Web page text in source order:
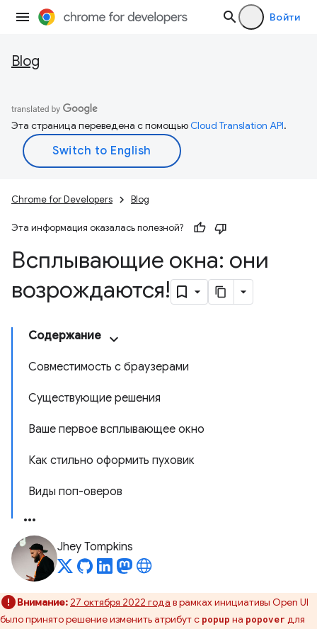
Войти
Blog
Эта страница переведена с помощьюCloud Translation API.
Chrome for Developers Blog
Эта информация оказалась полезной?
Всплывающие окна: они
возрождаются!
Содержание
Совместимость с браузерами
Существующие решения
Ваше первое всплывающее окно
Как стильно оформить пуховик
Виды поп-оверов
Jhey Tompkins
Внимание: 27 октября 2022 года в рамках инициативы Open UI
было принято решение изменить атрибут с popup на popover для